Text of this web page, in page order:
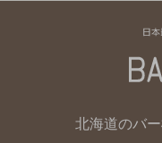
北海道のバ